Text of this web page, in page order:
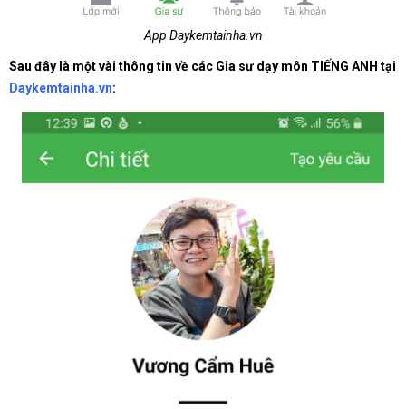
App Daykemtainha.vn
Sau đây là một vài thông tin về các Gia sư dạy môn TIẾNG ANH tại
Daykemtainha.vn: